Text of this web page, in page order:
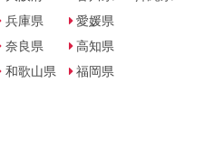
兵庫県
奈良県
和歌山県
愛媛県
高知県
福岡県